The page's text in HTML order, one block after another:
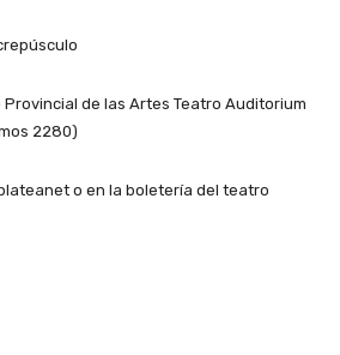
Provincial de las Artes Teatro Auditorium
2280)
o en la boletería del teatro